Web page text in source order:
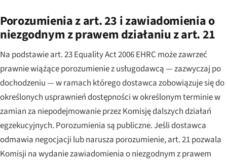
Porozumienia z art. 23 i zawiadomienia o
niezgodnym z prawem działaniu z art. 21
Na podstawie art. 23 Equality Act 2006 EHRC może zawrzeć
prawnie wiążące porozumienie z usługodawcą — zazwyczaj po
dochodzeniu — w ramach którego dostawca zobowiązuje się do
określonych usprawnień dostępności w określonym terminie w
zamian za niepodejmowanie przez Komisję dalszych działań
egzekucyjnych. Porozumienia są publiczne. Jeśli dostawca
odmawia negocjacji lub narusza porozumienie, art. 21 pozwala
Komisji na wydanie zawiadomienia o niezgodnym z prawem